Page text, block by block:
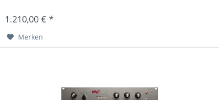
1.210,00 € *
Merken